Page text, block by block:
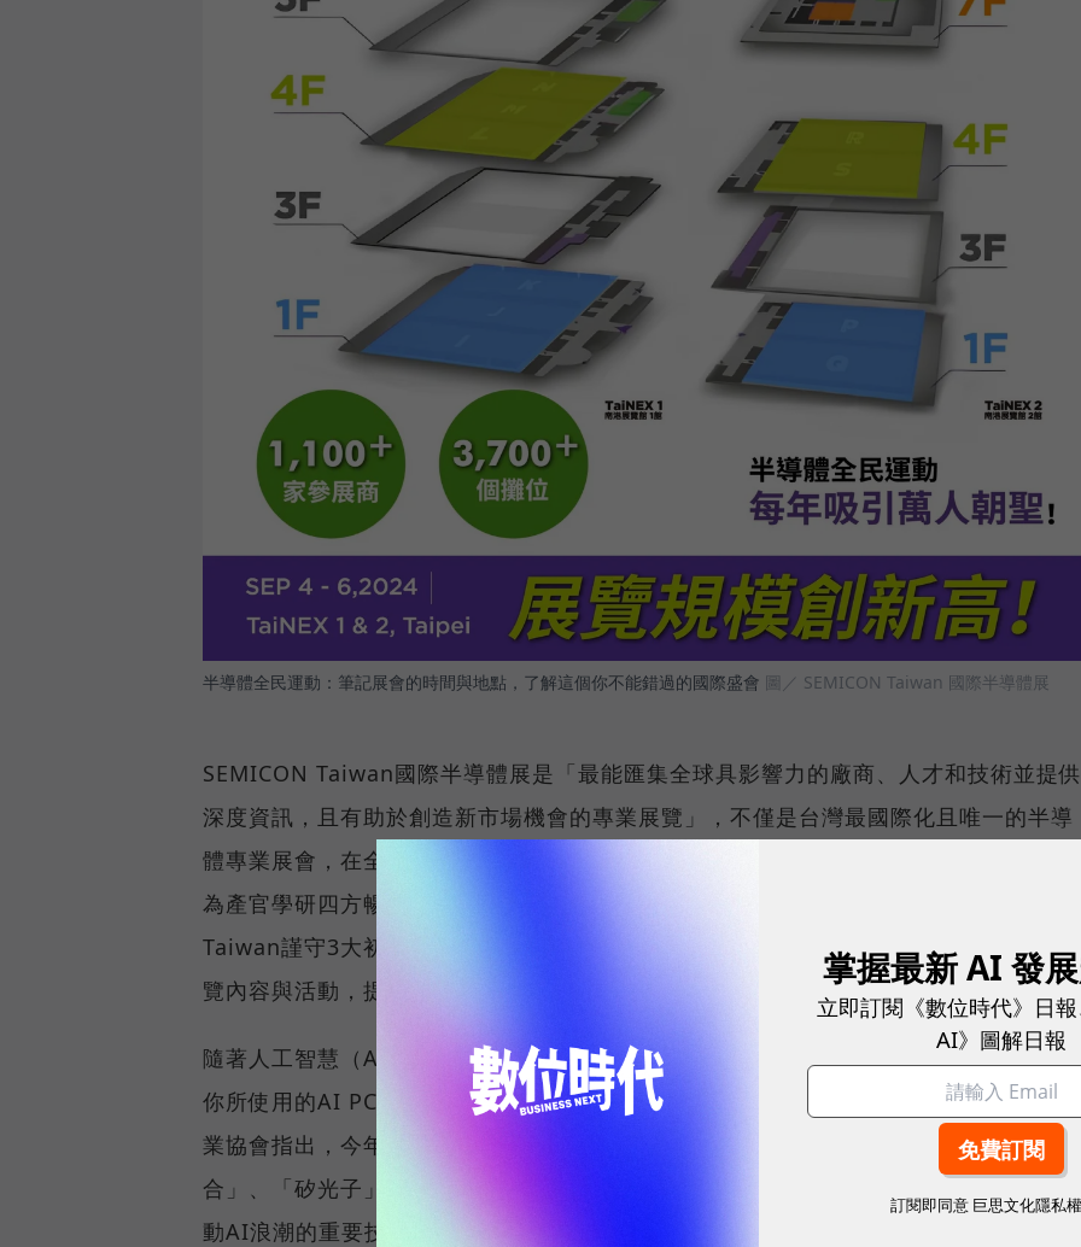
半導體全民運動：筆記展會的時間與地點，了解這個你不能錯過的國際盛會 圖／ SEMICON Taiwan 國際半導體展
SEMICON Taiwan國際半導體展是「最能匯集全球具影響力的廠商、人才和技術並提供
深度資訊，且有助於創造新市場機會的專業展覽」，不僅是台灣最國際化且唯一的半導
體專業展會，在全球半導體產業極具影響力。除了連結國內完整微電子產業生態圈，也
為產官學研四方暢通合作橋梁，更是台灣廠商與全球接軌的重要埠口。SEMICON
Taiwan謹守3大初衷 - 引領科技潮流、推動技術演進、促進合作交流，持續透過多元展
覽內容與活動，提供最貼近企業不同需求的宣傳管道。
隨著人工智慧（AI）和高效能運算（HPC）的快速增長，即使並非半導體產業的一員，
你所使用的AI PC、生成式AI工具等都與台灣製造的晶片密不可分。SEMI國際半導體產
業協會指出，今年的SEMICON Taiwan 2024將聚焦「AI」、「先進製程」、「異質整
合」、「矽光子」以及「化合物半導體」、「智慧移動」等熱門議題，讓更多人了解推
動AI浪潮的重要技術基石。
掌握最新 AI 發展
立即訂閱《數位時代》日
AI》圖解日報
訂閱即同意 巨思文化隱私